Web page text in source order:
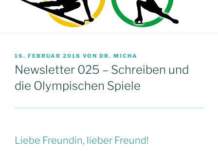
VERÖFFENTLICHT
AM
16. FEBRUAR 2018 VON DR. MICHA
Newsletter 025 – Schreiben und
die Olympischen Spiele
Liebe Freundin, lieber Freund!